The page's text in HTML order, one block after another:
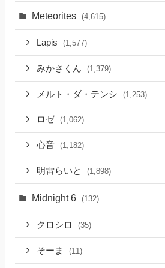
Meteorites (4,615)
Lapis (1,577)
みかさくん (1,379)
メルト・ダ・テンシ (1,253)
ロゼ (1,062)
心音 (1,182)
明雷らいと (1,898)
Midnight 6 (132)
クロシロ (35)
そーま (11)